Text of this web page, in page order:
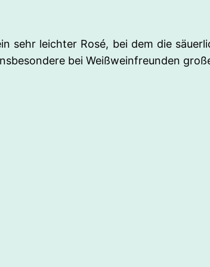
sehr leichter Rosé, bei dem die
bei Weißweinfreunden